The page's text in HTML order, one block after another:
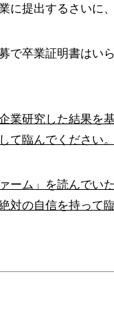
に提出するさいに
で卒業証明書はい
業研究した結果を
て臨んでください。
ーム」を読んでい
対の自信を持って